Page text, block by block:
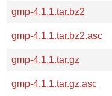
gmp-4.1.1.tar.bz2
gmp-4.1.1.tar.bz2.asc
gmp-4.1.1.tar.gz
gmp-4.1.1.tar.gz.asc